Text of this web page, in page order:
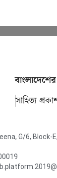
সাহিত্য
G/6, Block-